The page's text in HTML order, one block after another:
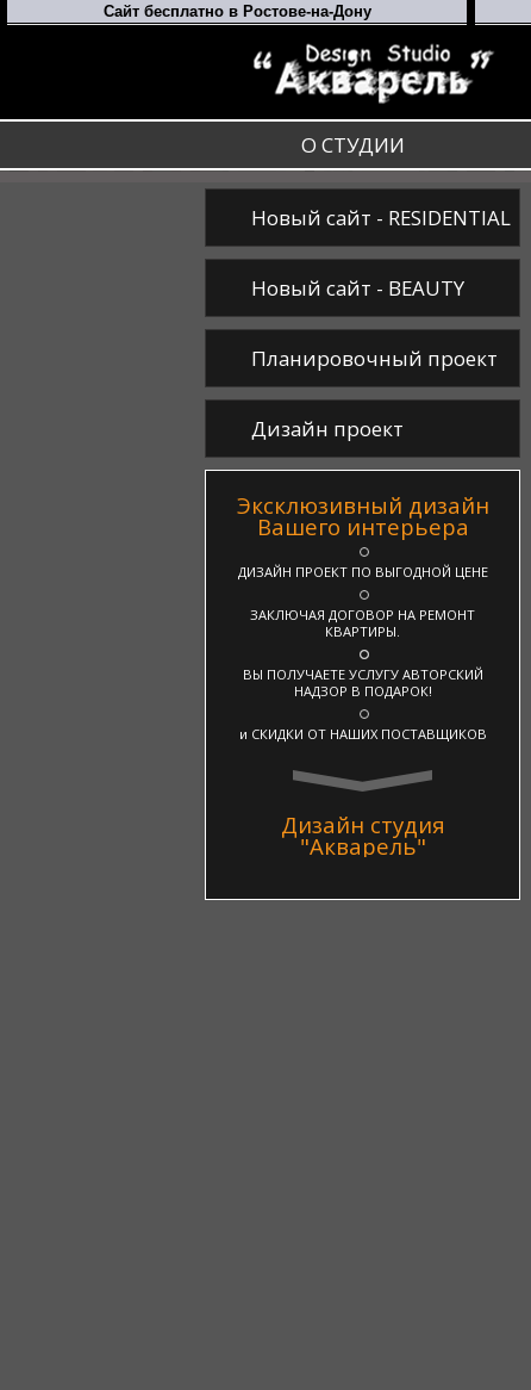
О СТУДИИ
Новый сайт - RESIDENTIAL
Новый сайт - BEAUTY
Планировочный проект
Дизайн проект
Эксклюзивный дизайн
Вашего интерьера
ДИЗАЙН ПРОЕКТ ПО ВЫГОДНОЙ ЦЕНЕ
ЗАКЛЮЧАЯ ДОГОВОР НА РЕМОНТ
КВАРТИРЫ.
ВЫ ПОЛУЧАЕТЕ УСЛУГУ АВТОРСКИЙ
НАДЗОР В ПОДАРОК!
и СКИДКИ ОТ НАШИХ ПОСТАВЩИКОВ
Дизайн студия
"Акварель"